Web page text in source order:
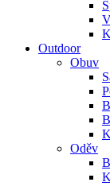
Outdoor
Obuv
Oděv